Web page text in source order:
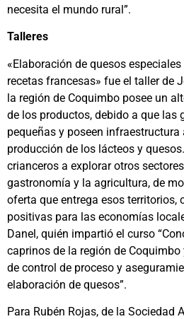
necesita el mundo rural”.
Talleres
«Elaboración de quesos
recetas francesas» fue el taller de
la región de Coquimbo posee un
de los productos, debido a que las
pequeñas y poseen infraestructura
producción de los lácteos y
crianceros a explorar otros
gastronomía y la agricultura, de
oferta que entrega esos territorios,
positivas para las economías
Danel, quién impartió el curso
caprinos de la región de
de control de proceso y
elaboración de quesos”.
Para Rubén Rojas, de la Sociedad